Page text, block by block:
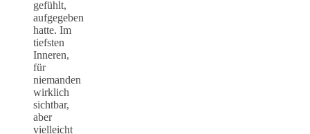
gefühlt,
aufgegeben
hatte. Im
tiefsten
Inneren,
für
niemanden
wirklich
sichtbar,
aber
vielleicht